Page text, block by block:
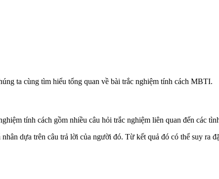
ta cùng tìm hiểu tổng quan về bài trắc nghiệm tính cách MBTI.
tính cách gồm nhiều câu hỏi trắc nghiệm liên quan đến các
dựa trên câu trả lời của người đó. Từ kết quả đó có thể suy ra